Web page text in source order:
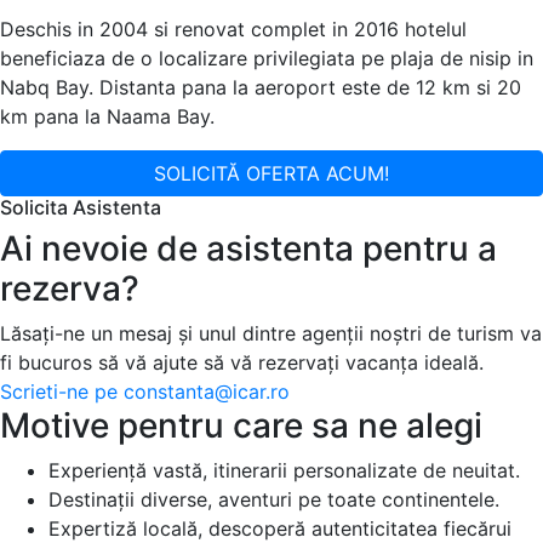
Deschis in 2004 si renovat complet in 2016 hotelul
beneficiaza de o localizare privilegiata pe plaja de nisip in
Nabq Bay. Distanta pana la aeroport este de 12 km si 20
km pana la Naama Bay.
SOLICITĂ OFERTA ACUM!
Solicita Asistenta
Ai nevoie de asistenta pentru a
rezerva?
Lăsați-ne un mesaj și unul dintre agenții noștri de turism va
fi bucuros să vă ajute să vă rezervați vacanța ideală.
Scrieti-ne pe constanta@icar.ro
Motive pentru care sa ne alegi
Experiență vastă, itinerarii personalizate de neuitat.
Destinații diverse, aventuri pe toate continentele.
Expertiză locală, descoperă autenticitatea fiecărui